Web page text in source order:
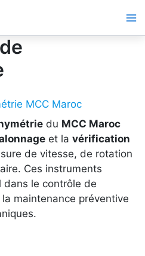
MCC Maroc
du MCC Maroc
et la vérification
de vitesse, de rotation
Ces instruments
dans le contrôle de
maintenance préventive